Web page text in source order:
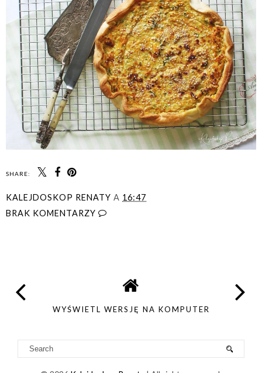
SHARE:
KALEJDOSKOP RENATY A 16:47
BRAK KOMENTARZY
WYŚWIETL WERSJĘ NA KOMPUTER